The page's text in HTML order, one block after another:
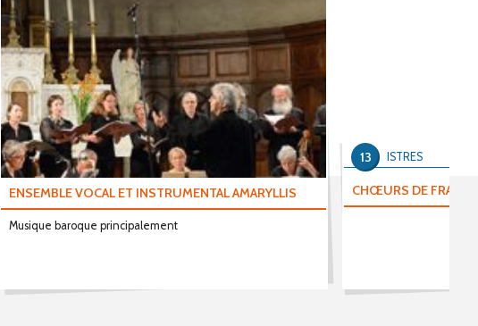
ENSEMBLE VOCAL ET INSTRUMENTAL AMARYLLIS
Musique baroque principalement
CHŒURS DE
ISTRES
13